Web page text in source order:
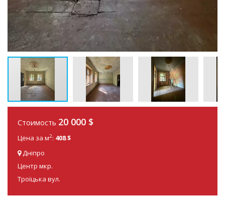
Стоимость 20 000 $
Цена за м2: 408 $
Дніпро
Центр мкр.
Троїцька вул.